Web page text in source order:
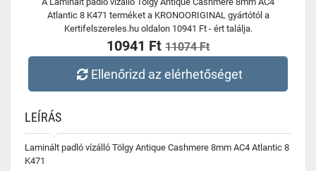
Atlantic 8 K471 terméket a KRONOORIGINAL gyártótól a
Kertifelszereles.hu oldalon 10941 Ft - ért találja.
10941 Ft 11074 Ft
Ellenőrizd az elérhetőséget
LEÍRÁS
Laminált padló vízálló Tölgy Antique Cashmere 8mm AC4 Atlantic 8
K471